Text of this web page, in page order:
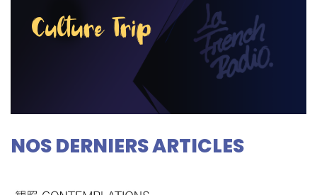
Culture Trip
NOS DERNIERS ARTICLES